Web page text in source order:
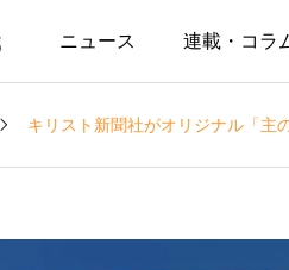
ニュース 連載・コラ
キリスト新聞社がオリジナル「